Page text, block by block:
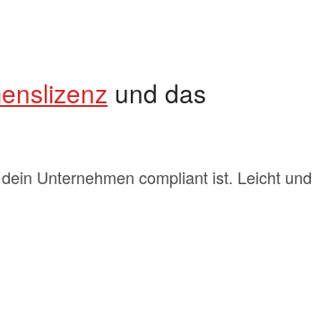
und das
Unternehmen compliant ist. Leicht und